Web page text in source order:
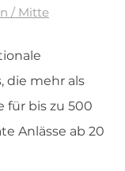
/ Mitte
die mehr als
für bis zu 500
Anlässe ab 20